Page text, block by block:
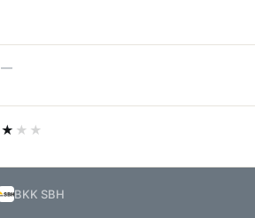
—
★ ★★
BKK SBH